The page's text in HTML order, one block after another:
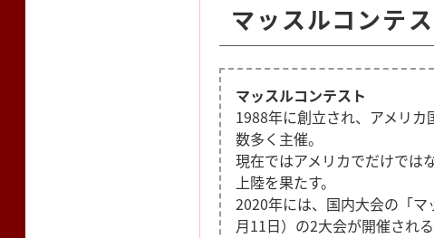
マッスルコンテ
マッスルコンテスト
1988年に創立され、アメリ
数多く主催。
現在ではアメリカでだけでは
上陸を果たす。
2020年には、国内大会の「
月11日）の2大会が開催される